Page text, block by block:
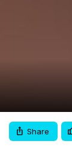
Share